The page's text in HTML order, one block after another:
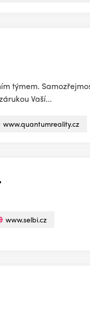
týmem.
Vaší...
www.quantumreality.cz
www.selbi.cz